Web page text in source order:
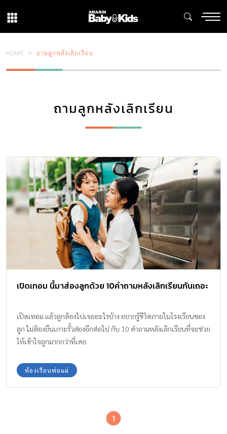
HOME ถามลูกหลังเลิกเรียน
ถามลูกหลังเลิกเรียน
เปิดเทอม นี้มาส่องลูกด้วย 10คำถามหลังเลิกเรียนกันเถอะ
เปิดเทอม แล้วลูกต้องไปเจออะไรบ้าง อยากรู้ชีวิตภายในโรงเรียนของ
ลูก ไม่ต้องยืนเกาะรั้วส่องอีกต่อไป กับ 10 คำถามหลังเลิกเรียนที่จะช่วย
ให้เข้าใจลูกมากกว่าที่เคย
ห้องเรียนพ่อแม่
1